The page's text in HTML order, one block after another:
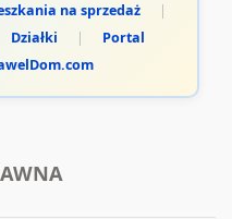
na sprzedaż
Działki
Portal